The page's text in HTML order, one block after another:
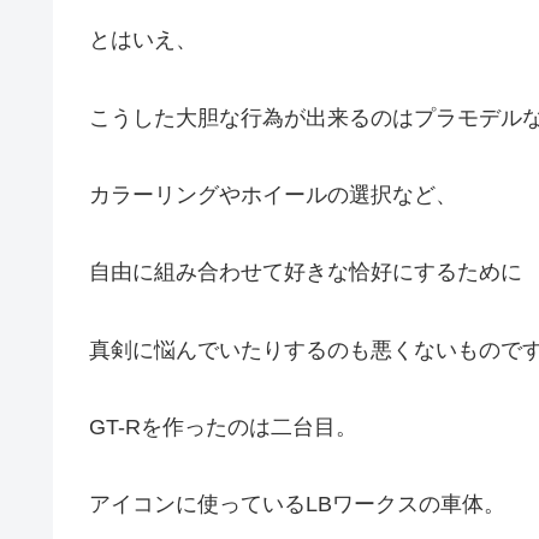
とはいえ、
こうした大胆な行為が出来るのはプラモデル
カラーリングやホイールの選択など、
自由に組み合わせて好きな恰好にするために
真剣に悩んでいたりするのも悪くないものです
GT-Rを作ったのは二台目。
アイコンに使っているLBワークスの車体。